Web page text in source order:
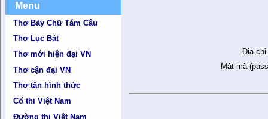
Menu
Thơ Bảy Chữ Tám Câu
Thơ Lục Bát
Thơ mới hiện đại VN
Thơ cận đại VN
Thơ tân hình thức
Cổ thi Việt Nam
Đường thi Việt Nam
Địa chỉ
Mật mã